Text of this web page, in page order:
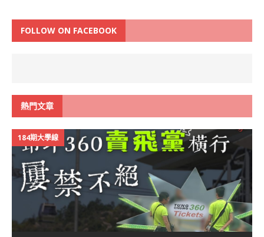
FOLLOW ON FACEBOOK
熱門文章
184期大學線